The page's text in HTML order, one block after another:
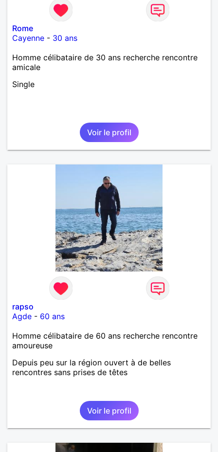
Rome
Cayenne - 30 ans
Homme célibataire de 30 ans recherche rencontre
amicale
Single
Voir le profil
rapso
Agde - 60 ans
Homme célibataire de 60 ans recherche rencontre
amoureuse
Depuis peu sur la région ouvert à de belles
rencontres sans prises de têtes
Voir le profil